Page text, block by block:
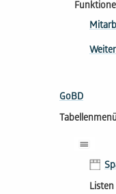
GoBD
Tabellenmenü
Listen